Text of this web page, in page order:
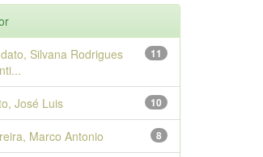
11
Silvana Rodrigues
10
José Luis
8
Marco Antonio